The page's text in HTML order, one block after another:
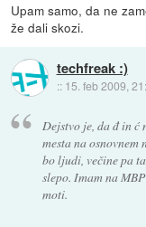
Upam samo, da ne
že dali skozi.
techfreak :)
:: 15. feb 2009,
Dejstvo je, da đ in ć
mesta na
bo ljudi, večine pa
slepo. Imam na
moti.